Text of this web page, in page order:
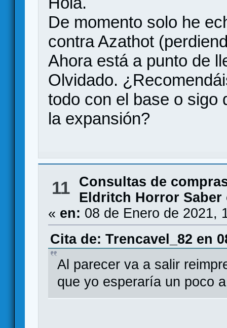
De momento solo he
contra Azathot
Ahora está a punto de
Olvidado.
todo con el base o sigo
la expansión?
11
Consultas de
Eldritch Horror Saber
« en: 08 de Enero de 2021,
Cita de: Trencavel_82 en
Al parecer va a salir
que yo esperaría un poco